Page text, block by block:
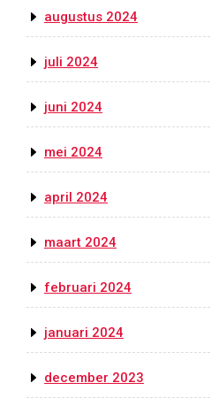
augustus 2024
juli 2024
juni 2024
mei 2024
april 2024
maart 2024
februari 2024
januari 2024
december 2023